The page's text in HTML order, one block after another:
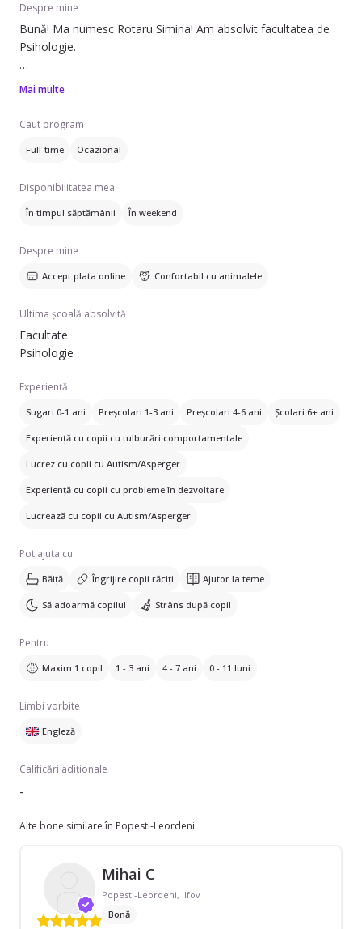
Despre mine
Bună! Ma numesc Rotaru Simina! Am absolvit facultatea de
Psihologie.
Dețin experiență ca bona, iar pe lângă aceasta, am inceput sa
ADHD, comportament opozant/agresiv din 2021.
Pentru mai multe detalii, puteți sa ma contactați prin mesaje.
Mai multe
Caut program
Full-time Ocazional
Disponibilitatea mea
În timpul săptămânii În weekend
Despre mine
Accept plata online Confortabil cu animalele
Ultima școală absolvită
Facultate
Psihologie
Experiență
Sugari 0-1 ani Preșcolari 1-3 ani Preșcolari 4-6 ani Școlari 6+ ani
Experiență cu copii cu tulburări comportamentale
Lucrez cu copii cu Autism/Asperger
Experiență cu copii cu probleme în dezvoltare
Lucrează cu copii cu Autism/Asperger
Pot ajuta cu
Băiță Îngrijire copii răciți Ajutor la teme
Să adoarmă copilul Strâns după copil
Pentru
Maxim 1 copil 1 - 3 ani 4 - 7 ani 0 - 11 luni
Limbi vorbite
Engleză
Calificări adiționale
-
Alte bone similare în Popesti-Leordeni
Mihai C
Popesti-Leordeni, Ilfov
Bonă